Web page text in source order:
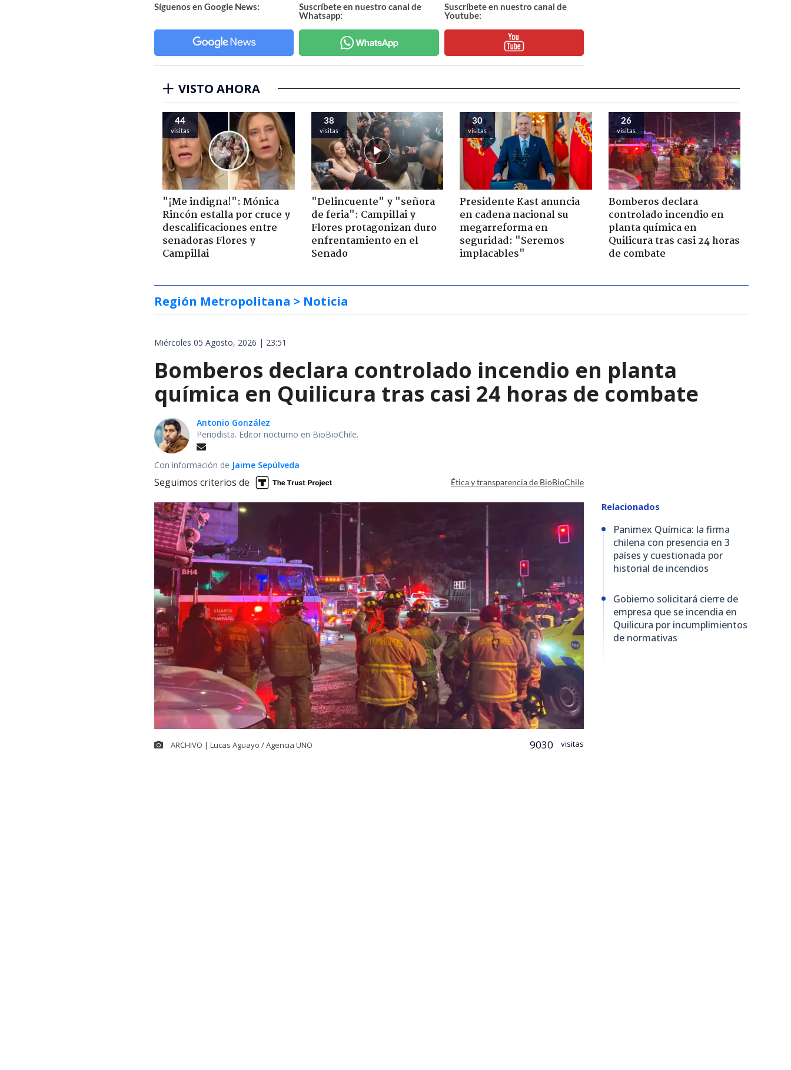
Síguenos en Google News:
Suscríbete en nuestro canal de
Whatsapp:
Suscríbete en nuestro canal de
Youtube:
VISTO AHORA
44
visitas
"¡Me indigna!": Mónica
Rincón estalla por cruce y
descalificaciones entre
senadoras Flores y
Campillai
38
visitas
"Delincuente" y "señora
de feria": Campillai y
Flores protagonizan duro
enfrentamiento en el
Senado
30
visitas
Presidente Kast anuncia
en cadena nacional su
megarreforma en
seguridad: "Seremos
implacables"
26
visitas
Bomberos declara
controlado incendio en
planta química en
Quilicura tras casi 24 horas
de combate
Región Metropolitana > Noticia
Miércoles 05 Agosto, 2026 | 23:51
Bomberos declara controlado incendio en planta
química en Quilicura tras casi 24 horas de combate
Antonio González
Periodista. Editor nocturno en BioBioChile.
Con información de Jaime Sepúlveda
Seguimos criterios de Ética y transparencia de BioBioChile
ARCHIVO | Lucas Aguayo / Agencia UNO 9030 visitas
Relacionados
Panimex Química: la firma
chilena con presencia en 3
países y cuestionada por
historial de incendios
Gobierno solicitará cierre de
empresa que se incendia en
Quilicura por incumplimientos
de normativas